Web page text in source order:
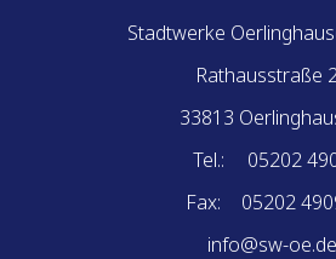
weiteren Daten zusammen, die Sie
gesammelt haben. Sie geben
Cookies, wenn Sie unsere
Stadtwerke
Rathausstraße
33813
Tel.:
05202
Fax:
05202
info@sw-oe.de